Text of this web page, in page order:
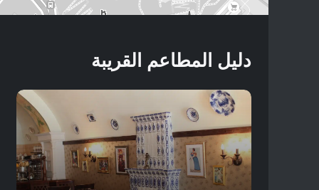
دليل المطاعم القريبة